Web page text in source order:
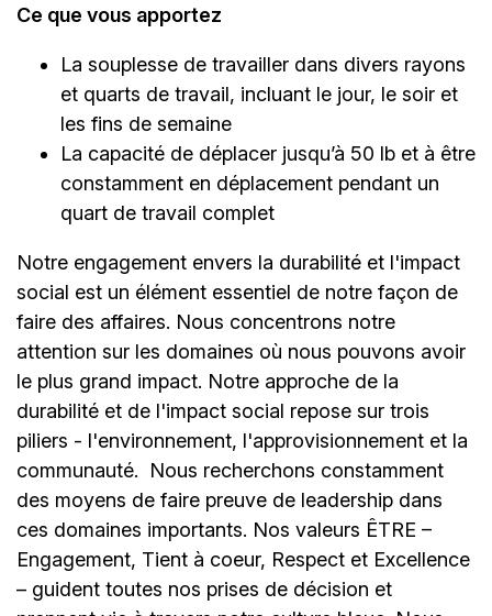
Ce que vous apportez
La souplesse de travailler dans divers rayons
et quarts de travail, incluant le jour, le soir et
les fins de semaine
La capacité de déplacer jusqu’à 50 lb et à être
constamment en déplacement pendant un
quart de travail complet
Notre engagement envers la durabilité et l'impact
social est un élément essentiel de notre façon de
faire des affaires. Nous concentrons notre
attention sur les domaines où nous pouvons avoir
le plus grand impact. Notre approche de la
durabilité et de l'impact social repose sur trois
piliers - l'environnement, l'approvisionnement et la
communauté.
Nous recherchons constamment
des moyens de faire preuve de leadership dans
ces domaines importants. Nos valeurs ÊTRE –
Engagement, Tient à coeur, Respect et Excellence
– guident toutes nos prises de décision et